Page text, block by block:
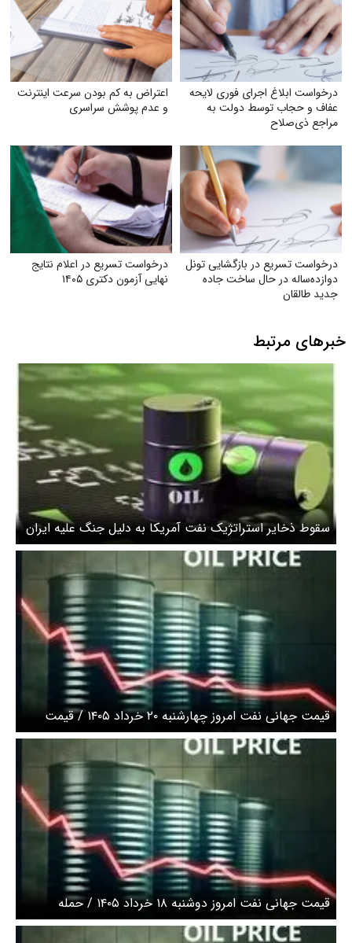
درخواست ابلاغ اجرای فوری لایحه
عفاف و حجاب توسط دولت به
مراجع ذی‌صلاح
اعتراض به کم بودن سرعت اینترنت
و عدم پوشش سراسری
درخواست تسریع در بازگشایی تونل
دوازده‌ساله در حال ساخت جاده
جدید طالقان
درخواست تسریع در اعلام نتایج
نهایی آزمون دکتری ۱۴۰۵
خبرهای مرتبط
سقوط ذخایر استراتژیک نفت آمریکا به دلیل جنگ علیه ایران
قیمت جهانی نفت امروز چهارشنبه ۲۰ خرداد ۱۴۰۵ / قیمت
نفت افزایش یافت
قیمت جهانی نفت امروز دوشنبه ۱۸ خرداد ۱۴۰۵ / حمله
اسرائیل به ایران قیمت نفت را صعودی کرد